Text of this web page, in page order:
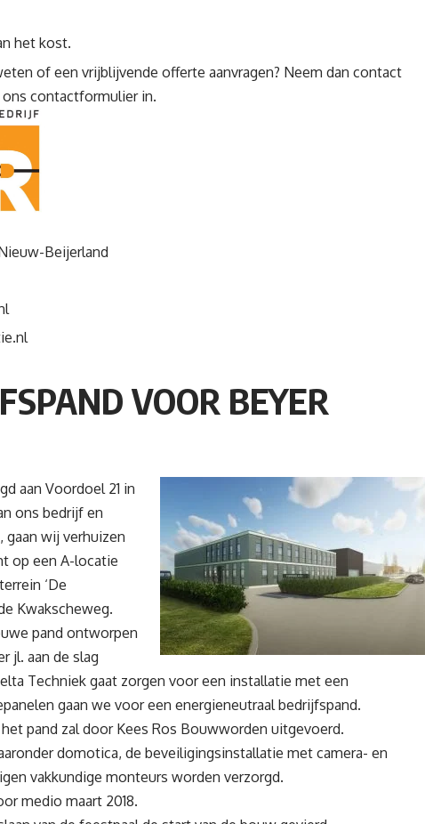
het kost.
of een vrijblijvende offerte aanvragen? Neem dan contact
contactformulierin.
Beijerland
VOOR BEYER
aan Voordoel 21 in
ons bedrijf en
wij verhuizen
op een A-locatie
‘De
Kwakscheweg.
pand ontworpen
jl. aan de slag
Techniekgaat zorgen voor een installatie met een
gaan we voor een energieneutraal bedrijfspand.
pand zal door Kees Ros Bouwworden uitgevoerd.
domotica, de beveiligingsinstallatie met camera- en
vakkundige monteurs worden verzorgd.
medio maart 2018.